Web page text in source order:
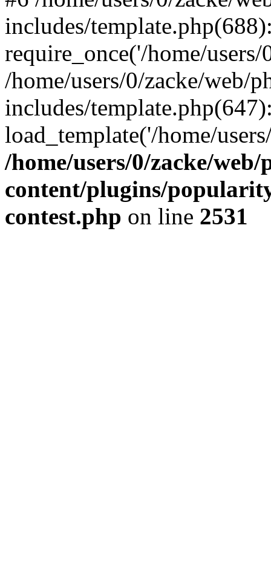
includes/
require_once('/home/
/home/users/0/zacke/web/
includes/
load_template('/home/
/home/users/0/zacke/
content/plugins/
contest.php on line 2531